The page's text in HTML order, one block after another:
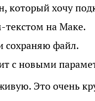
который хочу
текстом на Маке.
сохраняю файл.
с новыми
Это очень